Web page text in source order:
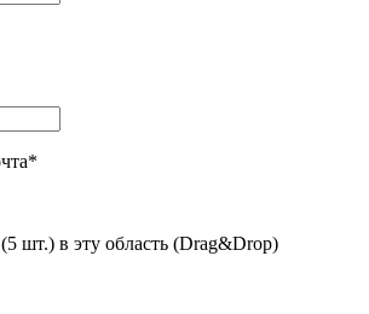
*
шт.) в эту область (Drag&Drop)